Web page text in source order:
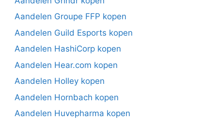
Aandelen Groupe FFP kopen
Aandelen Guild Esports kopen
Aandelen HashiCorp kopen
Aandelen Hear.com kopen
Aandelen Holley kopen
Aandelen Hornbach kopen
Aandelen Huvepharma kopen